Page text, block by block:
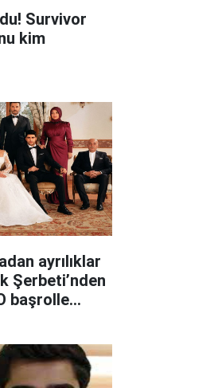
Survivor
kim
ayrılıklar
Şerbeti’nden
başrolle